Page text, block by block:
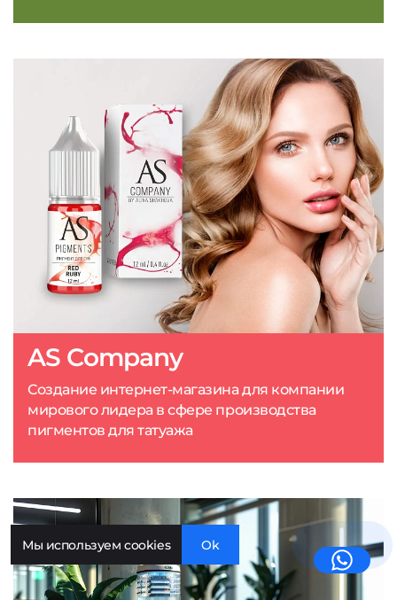
AS Company
Создание интернет-магазина для компании
мирового лидера в сфере производства
пигментов для татуажа
Мы используем cookies Ok